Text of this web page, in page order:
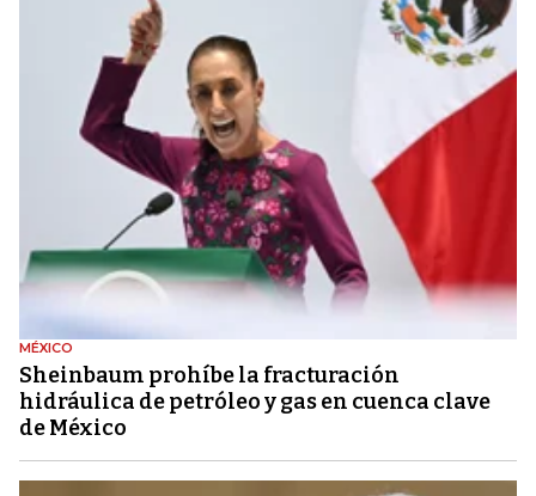
MÉXICO
Sheinbaum prohíbe la fracturación
hidráulica de petróleo y gas en cuenca clave
de México